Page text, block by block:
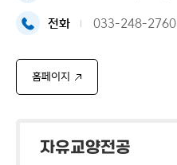
전화
033-248-2760
홈페이지
자유교양전공